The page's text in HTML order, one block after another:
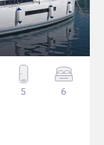
5 6